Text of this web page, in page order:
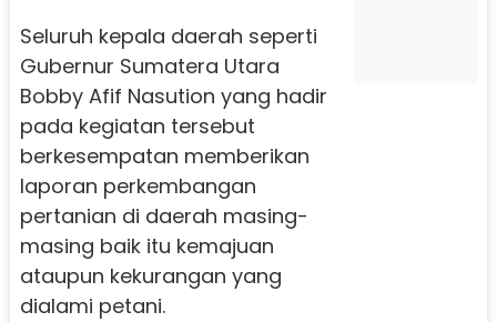
Seluruh kepala daerah seperti
Gubernur Sumatera Utara
Bobby Afif Nasution yang hadir
pada kegiatan tersebut
berkesempatan memberikan
laporan perkembangan
pertanian di daerah masing-
masing baik itu kemajuan
ataupun kekurangan yang
dialami petani.